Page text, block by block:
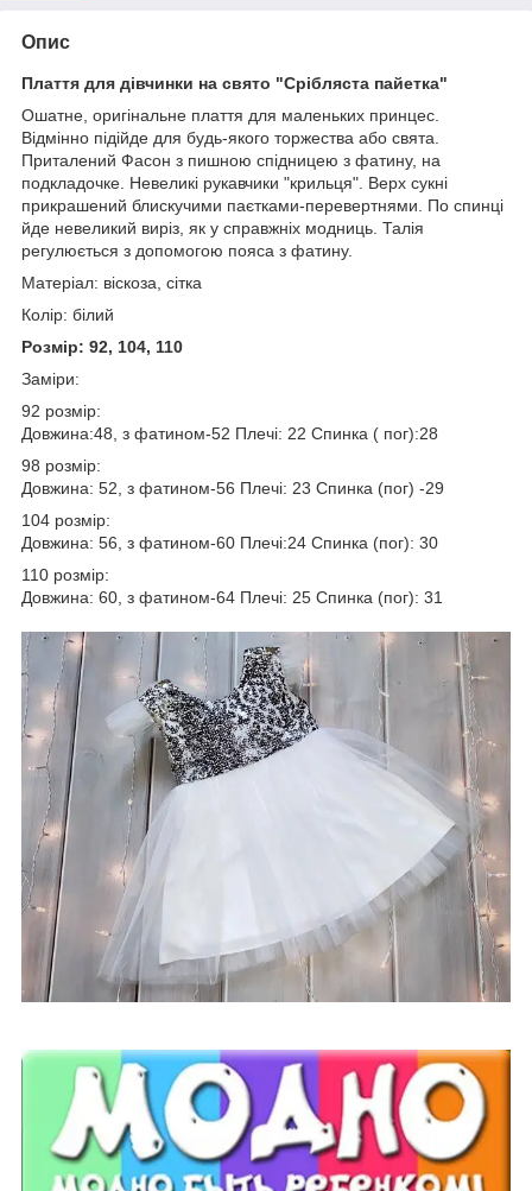
Опис
Плаття для дівчинки на свято "Срібляста пайетка"
Ошатне, оригінальне плаття для маленьких принцес.
Відмінно підійде для будь-якого торжества або свята.
Приталений Фасон з пишною спідницею з фатину, на
подкладочке. Невеликі рукавчики "крильця". Верх сукні
прикрашений блискучими паєтками-перевертнями. По спинці
йде невеликий виріз, як у справжніх модниць. Талія
регулюється з допомогою пояса з фатину.
Матеріал: віскоза, сітка
Колір: білий
Розмір: 92, 104, 110
Заміри:
92 розмір:
Довжина:48, з фатином-52 Плечі: 22 Спинка ( пог):28
98 розмір:
Довжина: 52, з фатином-56 Плечі: 23 Спинка (пог) -29
104 розмір:
Довжина: 56, з фатином-60 Плечі:24 Спинка (пог): 30
110 розмір:
Довжина: 60, з фатином-64 Плечі: 25 Спинка (пог): 31